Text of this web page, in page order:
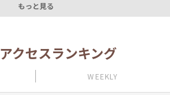
もっと見る
アクセスランキング
WEEKLY